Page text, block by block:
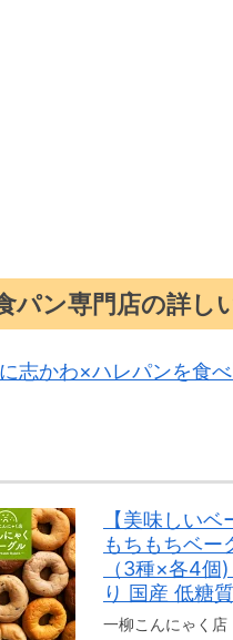
パン専門店の詳し
志かわ×ハレパンを食
【美味しい
もちもちベー
（3種×各4
り 国産 低糖
一柳こんにゃく店